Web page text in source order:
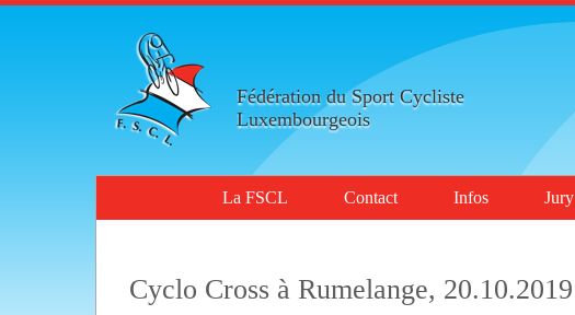
Fédération du Sport Cycliste
Luxembourgeois
La FSCL Contact Infos Jury
Cyclo Cross à Rumelange, 20.10.2019